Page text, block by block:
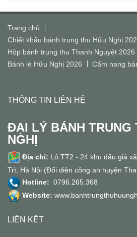
Trang chủ
Chiết khấu bánh trung thu Hữu Nghị
Hộp bánh trung thu Thanh Nguyệt 2026
Bánh lẻ Hữu Nghị 2026
Cẩm nang
THÔNG TIN LIÊN HỆ
ĐẠI LÝ BÁNH TRUNG
NGHỊ
Địa chỉ: Lô TT2 - 24 khu đấu giá
Trì, Hà Nội (Đối diện công an huyện
Hotline: 0796.265.368
Website:
LIÊN KẾT